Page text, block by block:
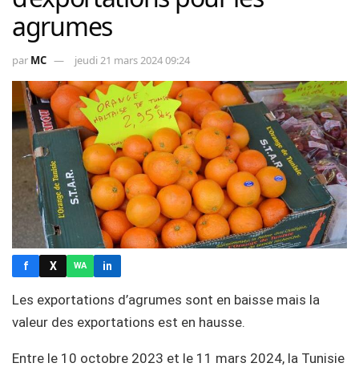
agrumes
par MC jeudi 21 mars 2024 09:24
f X WA in
Les exportations d’agrumes sont en baisse mais la
valeur des exportations est en hausse.
Entre le 10 octobre 2023 et le 11 mars 2024, la Tunisie